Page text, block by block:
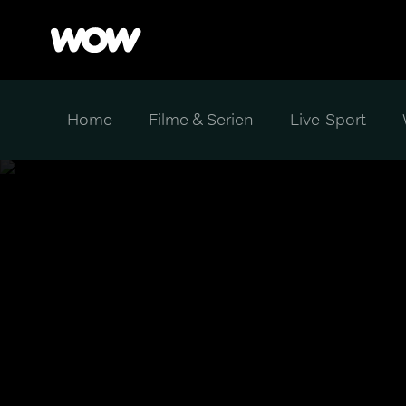
Home Filme & Serien Live-Sport